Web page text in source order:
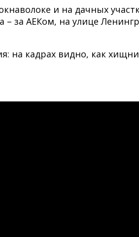
и на дачных
за АЕКом, на улице
на кадрах видно, как